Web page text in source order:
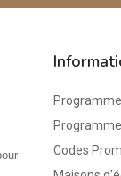
Codes